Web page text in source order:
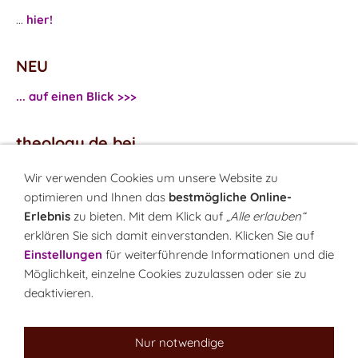
... hier!
NEU
... auf einen Blick >>>
theology.de bei
...Facebook
...Twitter
Monatsrätsel
Rätseln & Gewinnen!
Wir verwenden Cookies um unsere Website zu
optimieren und Ihnen das bestmögliche Online-
Erlebnis zu bieten. Mit dem Klick auf „Alle erlauben“
erklären Sie sich damit einverstanden. Klicken Sie auf
Einstellungen für weiterführende Informationen und die
Möglichkeit, einzelne Cookies zuzulassen oder sie zu
deaktivieren.
Nur notwendige